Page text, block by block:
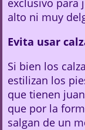
alto ni muy
Evita usar
Si bien los
estilizan los
que tienen
que por la
salgan de un